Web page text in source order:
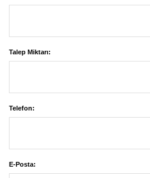
Talep Miktarı:
Telefon:
E-Posta: